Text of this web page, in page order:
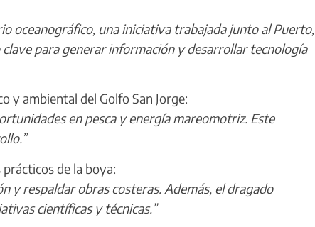
oceanográfico, una iniciativa trabajada junto al Puerto,
clave para generar información y desarrollar tecnología
y ambiental del Golfo San Jorge:
en pesca y energía mareomotriz. Este
de la boya:
y respaldar obras costeras. Además, el dragado
científicas y técnicas.”